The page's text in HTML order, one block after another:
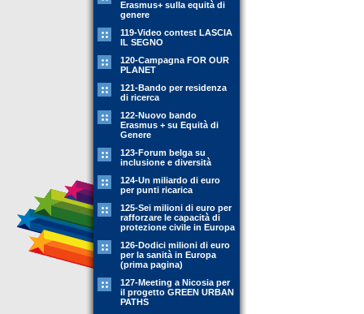
Erasmus+ sulla equità di
genere
119-Video contest LASCIA
IL SEGNO
120-Campagna FOR OUR
PLANET
121-Bando per residenza
di ricerca
122-Nuovo bando
Erasmus + su Equità di
Genere
123-Forum belga su
inclusione e diversità
124-Un miliardo di euro
per punti ricarica
125-Sei milioni di euro per
rafforzare le capacità di
protezione civile in Europa
126-Dodici milioni di euro
per la sanità in Europa
(prima pagina)
127-Meeting a Nicosia per
il progetto GREEN URBAN
PATHS